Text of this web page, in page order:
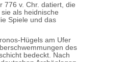
776 v. Chr. datiert, die
als heidnische
Spiele und das
Hügels am Ufer
des
bedeckt. Nach